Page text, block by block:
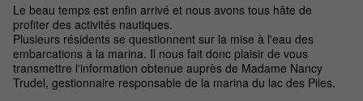
Le beau temps est enfin arrivé et nous avons tous hâte de
profiter des activités nautiques.
Plusieurs résidents se questionnent sur la mise à l'eau des
embarcations à la marina. Il nous fait donc plaisir de vous
transmettre l'information obtenue auprès de Madame Nancy
Trudel, gestionnaire responsable de la marina du lac des Piles.